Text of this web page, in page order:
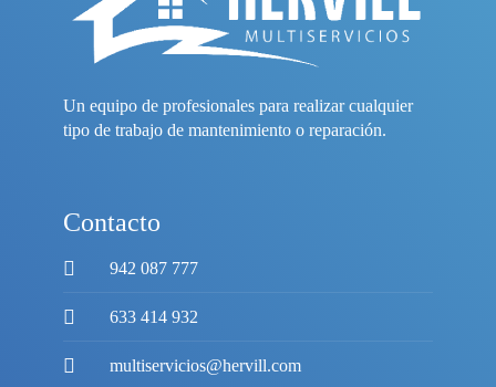
Un equipo de profesionales para realizar cualquier
tipo de trabajo de mantenimiento o reparación.
Contacto
942 087 777
633 414 932
multiservicios@hervill.com